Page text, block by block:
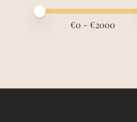
Minimale prijswaarde
Price maximum value
€0 - €2000